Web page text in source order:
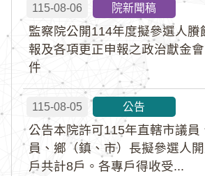
115-08-06 院新聞稿
監察院公開114年度擬參選人賸
報及各項更正申報之政治獻金
件
115-08-05 公告
公告本院許可115年直轄市議員
員、鄉（鎮、市）長擬參選人
戶共計8戶。各專戶得收受...